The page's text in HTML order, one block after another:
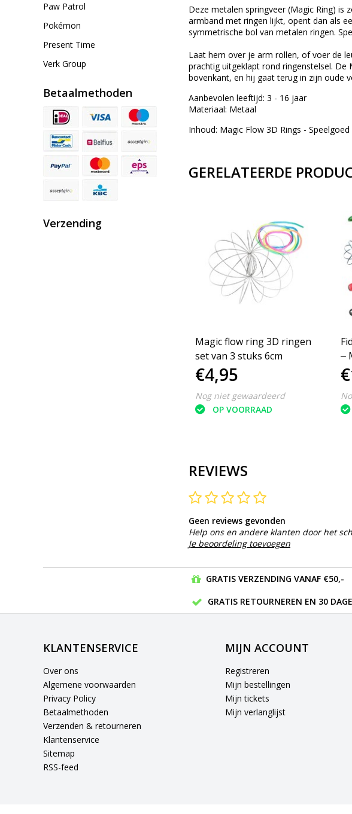
Paw Patrol
Pokémon
Present Time
Verk Group
Betaalmethoden
Verzending
Deze metalen springveer (Magic Ring) is
armband met ringen lijkt, opent dan als
symmetrische bol van metalen ringen.
Laat hem over je arm rollen, of voer de
prachtig uitgeklapt rond ringenstelsel. De
bovenkant, en hij gaat terug in zijn oude
Aanbevolen leeftijd: 3 - 16 jaar
Materiaal: Metaal
Inhoud: Magic Flow 3D Rings - Speelgoed
GERELATEERDE
Magic flow ring 3D ringen
set van 3 stuks 6cm
€4,95
Nog niet gewaardeerd
OP VOORRAAD
‒
REVIEWS
Geen reviews gevonden
Help ons en andere klanten door het
Je beoordeling toevoegen
GRATIS VERZENDING VANAF €50,-
GRATIS RETOURNEREN EN 30
KLANTENSERVICE
Over ons
Algemene voorwaarden
Privacy Policy
Betaalmethoden
Verzenden & retourneren
Klantenservice
Sitemap
RSS-feed
MIJN ACCOUNT
Registreren
Mijn bestellingen
Mijn tickets
Mijn verlanglijst